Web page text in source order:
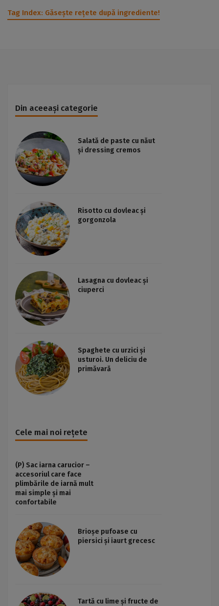
Tag Index: Găsește rețete după ingrediente!
Din aceeași categorie
Salată de paste cu năut
și dressing cremos
Risotto cu dovleac și
gorgonzola
Lasagna cu dovleac și
ciuperci
Spaghete cu urzici și
usturoi. Un deliciu de
primăvară
Cele mai noi rețete
(P) Sac iarna carucior –
accesoriul care face
plimbările de iarnă mult
mai simple și mai
confortabile
Brioșe pufoase cu
piersici și iaurt grecesc
Tartă cu lime și fructe de